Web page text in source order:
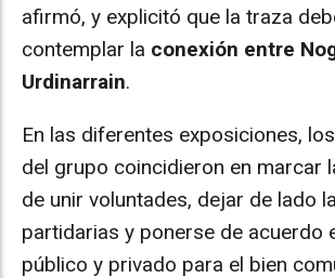
afirmó, y explicitó que la traza
contemplar la conexión entre
Urdinarrain.
En las diferentes exposiciones,
del grupo coincidieron en marcar
de unir voluntades, dejar de lado
partidarias y ponerse de acuerdo
público y privado para el bien